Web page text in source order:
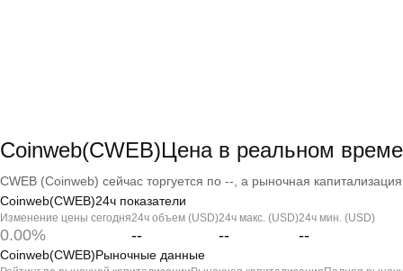
Coinweb(CWEB)Цена в реальном
CWEB (Coinweb) сейчас торгуется по --, а рыночная
Coinweb(CWEB)24ч показатели
Изменение цены сегодня
0.00%
24ч объем (USD)
--
24ч макс. (USD)
--
24ч мин. (USD)
--
Coinweb(CWEB)Рыночные данные